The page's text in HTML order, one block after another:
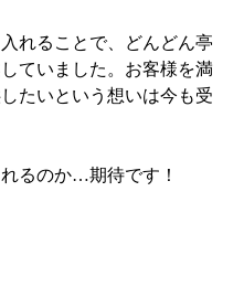
れることで、どんどん亭
ていました。お客様を満
たいという想いは今も受
るのか…期待です！